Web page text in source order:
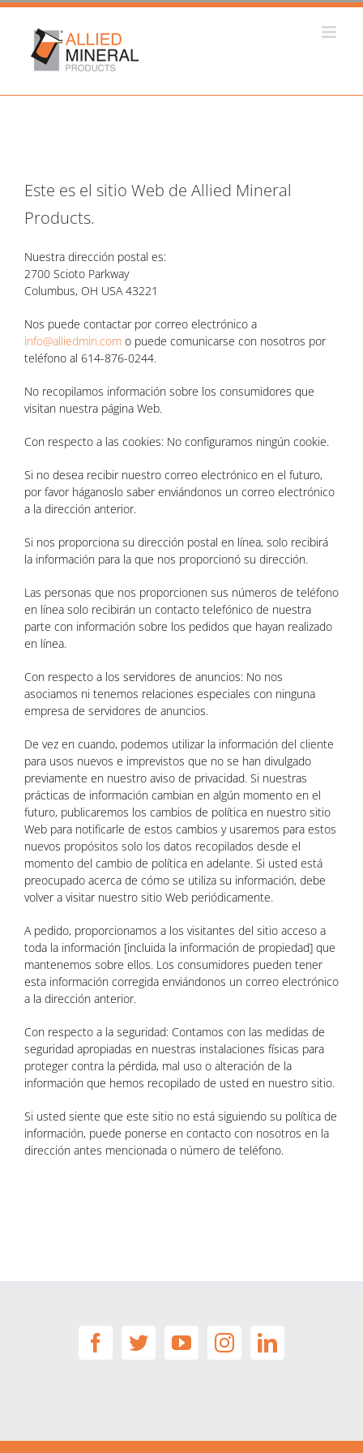
Skip
content
Este es el sitio Web de Allied Mineral
Products.
Nuestra dirección postal es:
2700 Scioto Parkway
Columbus, OH USA 43221
Nos puede contactar por correo electrónico a
info@alliedmin.com o puede comunicarse con nosotros por
teléfono al 614-876-0244.
No recopilamos información sobre los consumidores que
visitan nuestra página Web.
Con respecto a las cookies: No configuramos ningún cookie.
Si no desea recibir nuestro correo electrónico en el futuro,
por favor háganoslo saber enviándonos un correo electrónico
a la dirección anterior.
Si nos proporciona su dirección postal en línea, solo recibirá
la información para la que nos proporcionó su dirección.
Las personas que nos proporcionen sus números de teléfono
en línea solo recibirán un contacto telefónico de nuestra
parte con información sobre los pedidos que hayan realizado
en línea.
Con respecto a los servidores de anuncios: No nos
asociamos ni tenemos relaciones especiales con ninguna
empresa de servidores de anuncios.
De vez en cuando, podemos utilizar la información del cliente
para usos nuevos e imprevistos que no se han divulgado
previamente en nuestro aviso de privacidad. Si nuestras
prácticas de información cambian en algún momento en el
futuro, publicaremos los cambios de política en nuestro sitio
Web para notificarle de estos cambios y usaremos para estos
nuevos propósitos solo los datos recopilados desde el
momento del cambio de política en adelante. Si usted está
preocupado acerca de cómo se utiliza su información, debe
volver a visitar nuestro sitio Web periódicamente.
A pedido, proporcionamos a los visitantes del sitio acceso a
toda la información [incluida la información de propiedad] que
mantenemos sobre ellos. Los consumidores pueden tener
esta información corregida enviándonos un correo electrónico
a la dirección anterior.
Con respecto a la seguridad: Contamos con las medidas de
seguridad apropiadas en nuestras instalaciones físicas para
proteger contra la pérdida, mal uso o alteración de la
información que hemos recopilado de usted en nuestro sitio.
Si usted siente que este sitio no está siguiendo su política de
información, puede ponerse en contacto con nosotros en la
dirección antes mencionada o número de teléfono.